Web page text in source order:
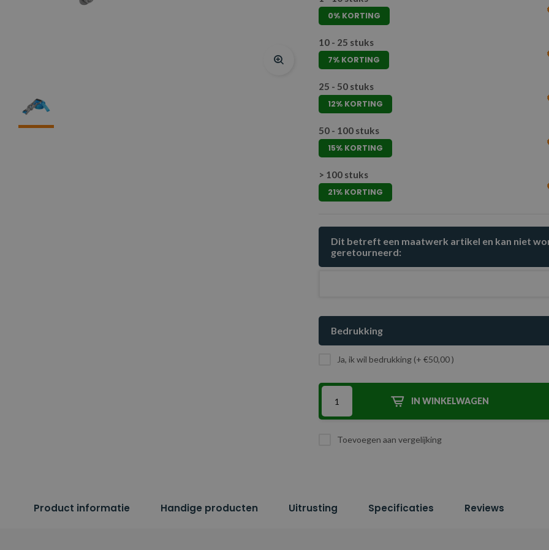
0% KORTING
10 - 25 stuks
7% KORTING
25 - 50 stuks
12% KORTING
50 - 100 stuks
15% KORTING
> 100 stuks
21% KORTING
Dit betreft een maatwerk artikel en kan niet
geretourneerd:
Bedrukking
Ja, ik wil bedrukking (+ €50,00 )
IN WINKELWAGEN
Toevoegen aan vergelijking
Product informatie Handige producten Uitrusting Specificaties Reviews